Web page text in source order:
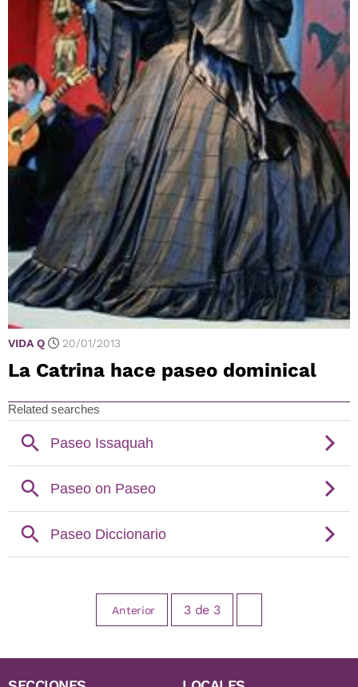
VIDA Q 20/01/2013
La Catrina hace paseo dominical
Anterior 3de 3